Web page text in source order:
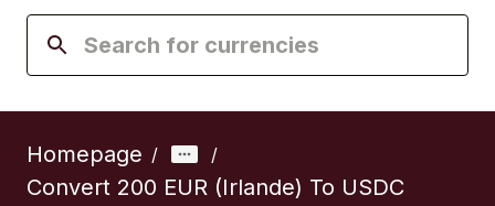
Homepage / /
Convert 200 EUR (Irlande) To USDC